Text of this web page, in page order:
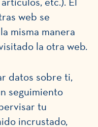
web se
misma manera
la otra web.
datos sobre ti,
seguimiento
tu
incrustado,